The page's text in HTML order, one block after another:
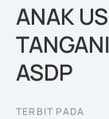
ANAK
ASDP
TERBIT PADA